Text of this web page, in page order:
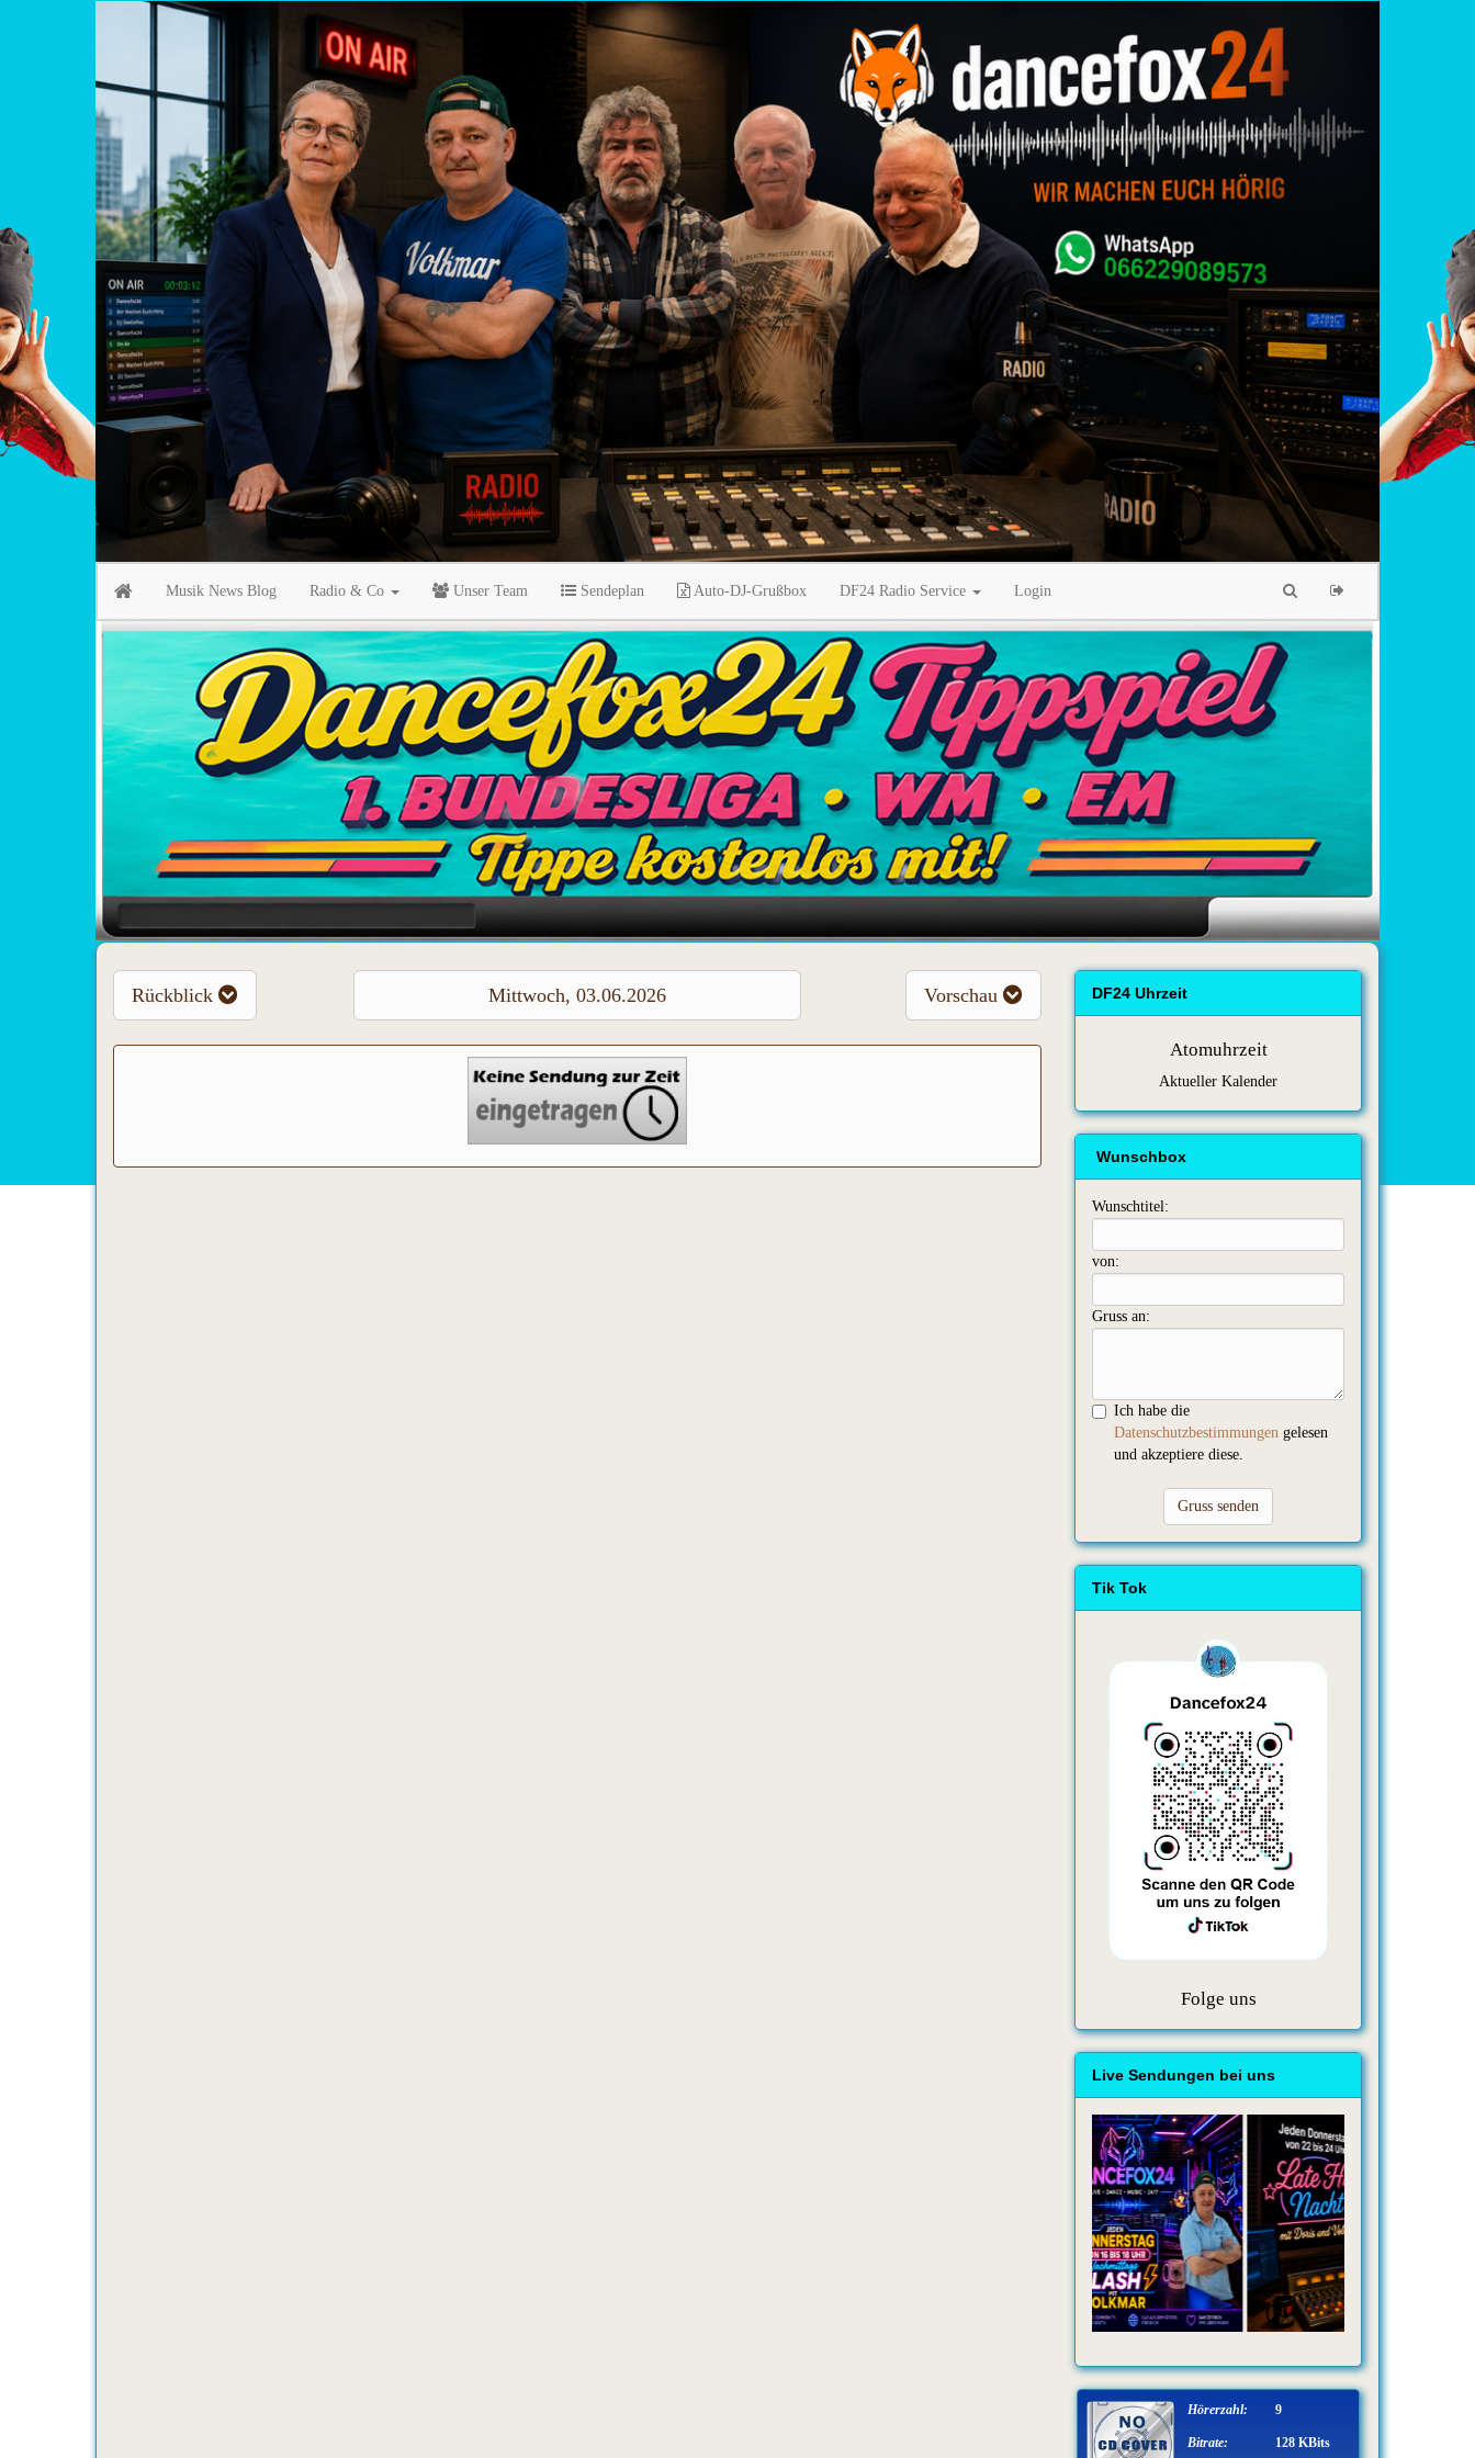
Musik News Blog Radio & Co Unser Team Sendeplan Auto-DJ-Grußbox DF24 Radio Service Login
Rückblick Mittwoch, 03.06.2026 Vorschau DF24 Uhrzeit
Atomuhrzeit
Aktueller Kalender
Wunschbox
Wunschtitel:
von:
Gruss an:
Ich habe die
Datenschutzbestimmungen gelesen
und akzeptiere diese.
Gruss senden
Tik Tok
Folge uns
Live Sendungen bei uns
Hörerzahl: 9
Bitrate: 128 KBits